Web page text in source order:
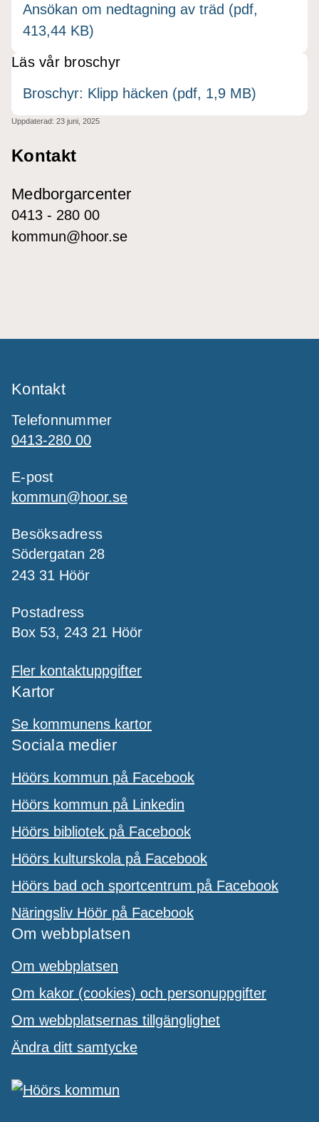
Ansökan om nedtagning av träd (pdf,
413,44 KB)
Läs vår broschyr
Broschyr: Klipp häcken (pdf, 1,9 MB)
Uppdaterad: 23 juni, 2025
Kontakt
Medborgarcenter
0413 - 280 00
kommun@hoor.se
Kontakt
Telefonnummer
0413-280 00
E-post
kommun@hoor.se
Besöksadress
Södergatan 28
243 31 Höör
Postadress
Box 53, 243 21 Höör
Fler kontaktuppgifter
Kartor
Se kommunens kartor
Sociala medier
Höörs kommun på Facebook
Höörs kommun på Linkedin
Höörs bibliotek på Facebook
Höörs kulturskola på Facebook
Höörs bad och sportcentrum på Facebook
Näringsliv Höör på Facebook
Om webbplatsen
Om webbplatsen
Om kakor (cookies) och personuppgifter
Om webbplatsernas tillgänglighet
Ändra ditt samtycke